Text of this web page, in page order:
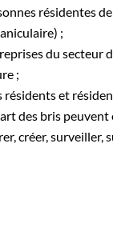
résidentes
;
du
;
et
des bris
créer,